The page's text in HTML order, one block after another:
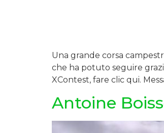
Una grande corsa
che ha potuto seguire
XContest, fare clic qui.
Antoine